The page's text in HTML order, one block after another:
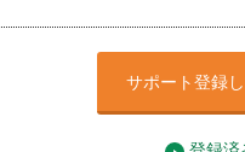
サポート登録